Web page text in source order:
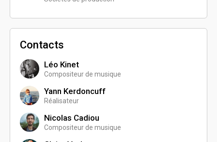
Contacts
Léo Kinet
Compositeur de musique
Yann Kerdoncuff
Réalisateur
Nicolas Cadiou
Compositeur de musique